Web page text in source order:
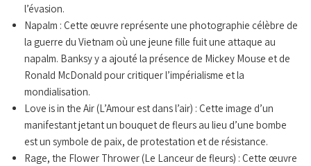
l’évasion.
Napalm : Cette œuvre représente une photographie célèbre de
la guerre du Vietnam où une jeune fille fuit une attaque au
napalm. Banksy y a ajouté la présence de Mickey Mouse et de
Ronald McDonald pour critiquer l’impérialisme et la
mondialisation.
Love is in the Air (L’Amour est dans l’air) : Cette image d’un
manifestant jetant un bouquet de fleurs au lieu d’une bombe
est un symbole de paix, de protestation et de résistance.
Rage, the Flower Thrower (Le Lanceur de fleurs) : Cette œuvre